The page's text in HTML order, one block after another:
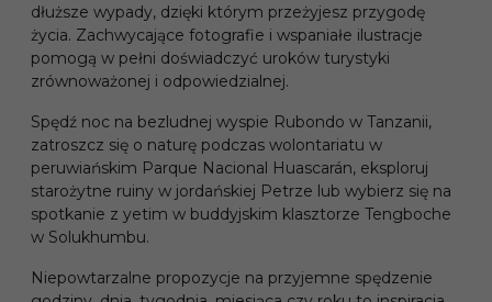
dłuższe wypady, dzięki którym przeżyjesz przygodę
życia. Zachwycające fotografie i wspaniałe ilustracje
pomogą w pełni doświadczyć uroków turystyki
zrównoważonej i odpowiedzialnej.
Spędź noc na bezludnej wyspie Rubondo w Tanzanii,
zatroszcz się o naturę podczas wolontariatu w
peruwiańskim Parque Nacional Huascarán, eksploruj
starożytne ruiny w jordańskiej Petrze lub wybierz się na
spotkanie z yetim w buddyjskim klasztorze Tengboche
w Solukhumbu.
Niepowtarzalne propozycje na przyjemne spędzenie